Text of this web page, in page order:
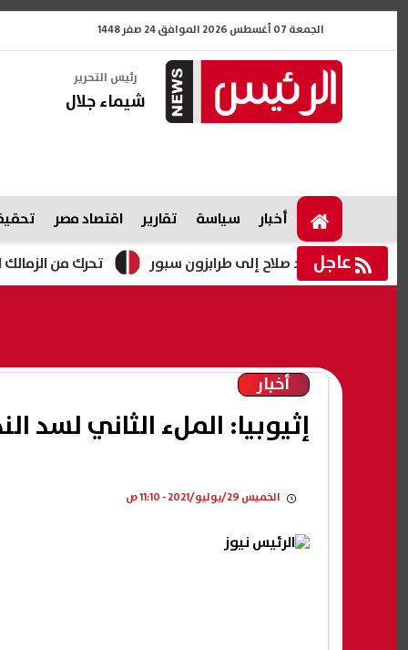
الجمعة 07 أغسطس 2026 الموافق 24 صفر 1448
رئيس التحرير
شيماء جلال
أخبار سياسة تقارير اقتصاد مصر
عاجل تحرك من الزمالك محمد صلاح إلى طرابزون سبور
أخبار
إثيوبيا: الملء الثاني لسد النهضة "احتجز
الخميس 29/يوليو/2021 - 11:10 ص